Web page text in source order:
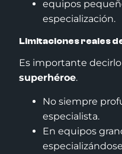
equipos
especialización.
Limitaciones reales
Es importante decirlo
superhéroe.
No siempre
especialista.
En equipos